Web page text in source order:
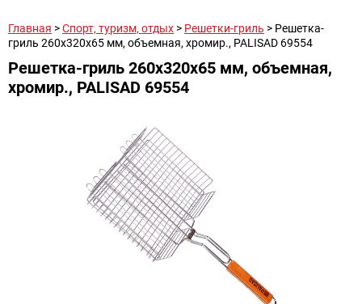
Главная >Спорт, туризм, отдых > Решетки-гриль > Решетка-
гриль 260х320х65 мм, объемная, хромир., PALISAD 69554
Решетка-гриль 260х320х65 мм, объемная,
хромир., PALISAD 69554